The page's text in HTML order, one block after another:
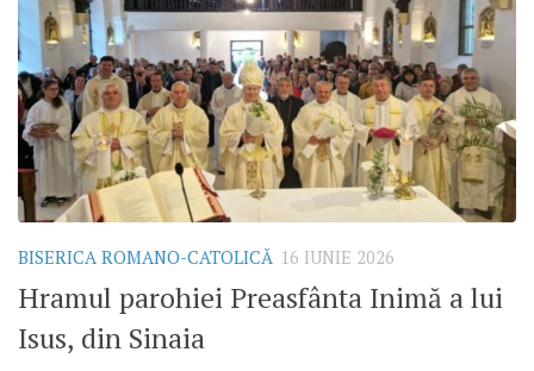
BISERICA ROMANO-CATOLICĂ 16 IUNIE 2026
Hramul parohiei Preasfânta Inimă a lui
Isus, din Sinaia